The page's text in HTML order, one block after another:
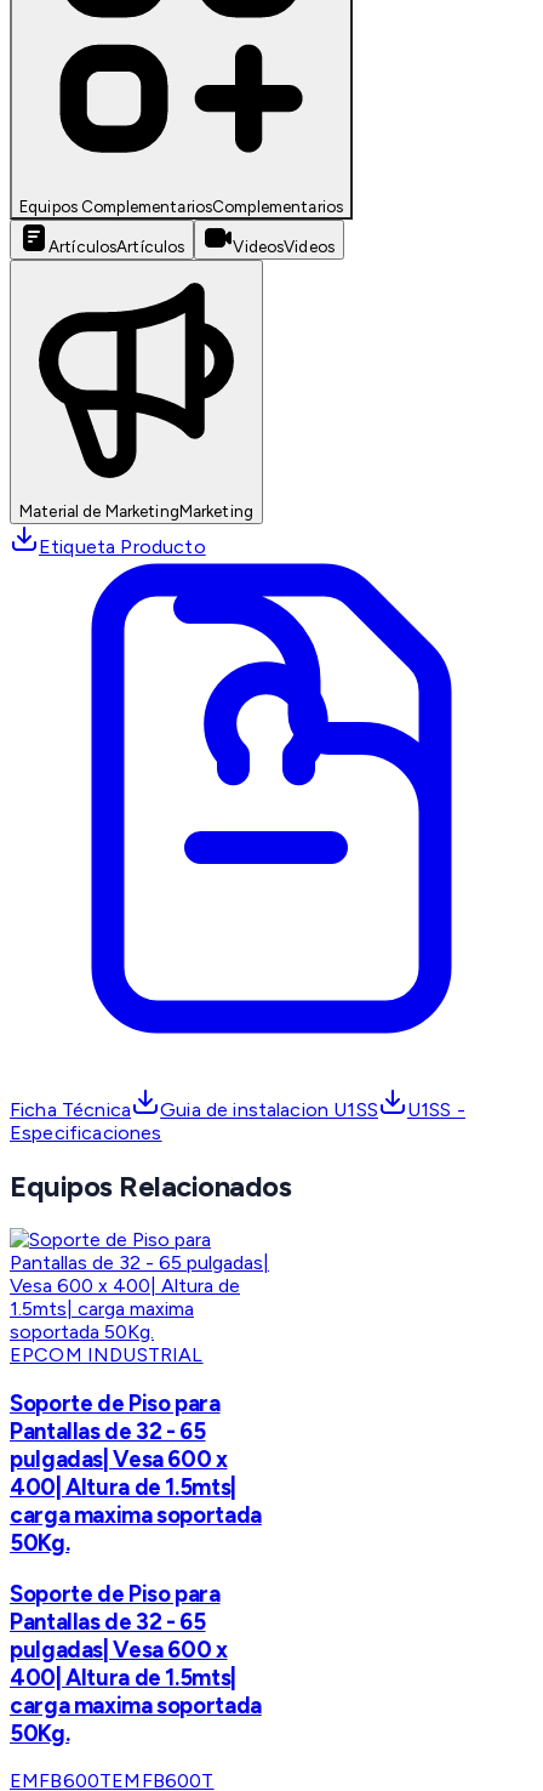
Equipos ComplementariosComplementarios
ArtículosArtículos VideosVideos
Material de MarketingMarketing
Etiqueta Producto
Ficha Técnica Guia de instalacion U1SS
U1SS -
Especificaciones
Equipos Relacionados
EPCOM INDUSTRIAL
Soporte de Piso para
Pantallas de 32 - 65
pulgadas| Vesa 600 x
400| Altura de 1.5mts|
carga maxima soportada
50Kg.
Soporte de Piso para
Pantallas de 32 - 65
pulgadas| Vesa 600 x
400| Altura de 1.5mts|
carga maxima soportada
50Kg.
EMFB600TEMFB600T